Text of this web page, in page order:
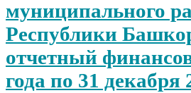
муниципального
Республики
отчетный
года по 31 декабря